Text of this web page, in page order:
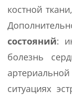
костной
состояний:
болезнь
ситуациях